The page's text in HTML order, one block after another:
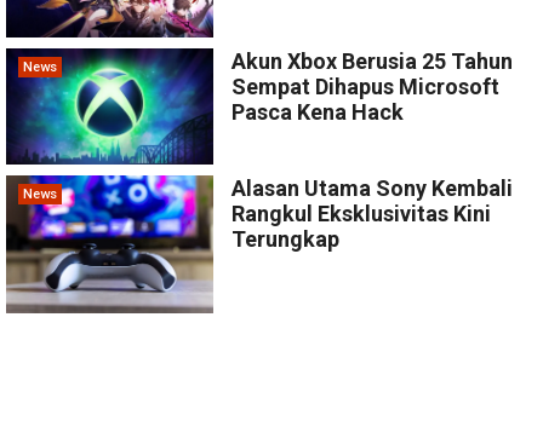
News
Akun Xbox Berusia 25 Tahun
Sempat Dihapus Microsoft
Pasca Kena Hack
News
Alasan Utama Sony Kembali
Rangkul Eksklusivitas Kini
Terungkap